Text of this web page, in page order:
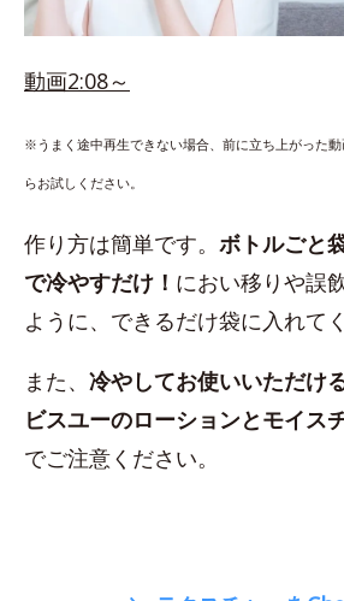
動画2:08～
※うまく途中再生できない場合、前に立ち上がった
らお試しください。
作り方は簡単です。 ボトルごと
で冷やすだけ！ におい移りや誤
ように、できるだけ袋に入れて
また、 冷やしてお使いいただけ
ビスユーのローションとモイス
でご注意ください。